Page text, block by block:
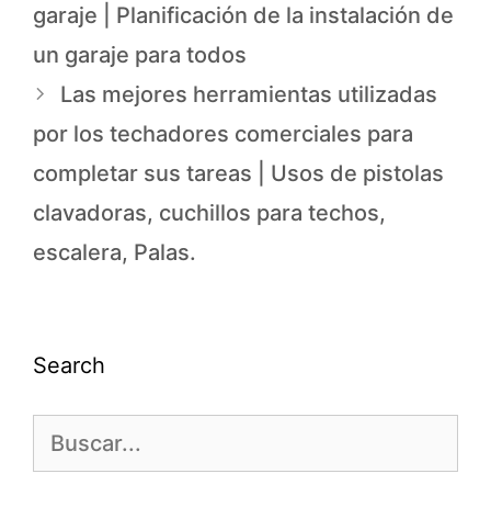
garaje | Planificación de la instalación de
un garaje para todos
Las mejores herramientas utilizadas
por los techadores comerciales para
completar sus tareas | Usos de pistolas
clavadoras, cuchillos para techos,
escalera, Palas.
Search